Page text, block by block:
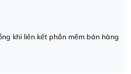
khi liên kết phần mềm bán hàng